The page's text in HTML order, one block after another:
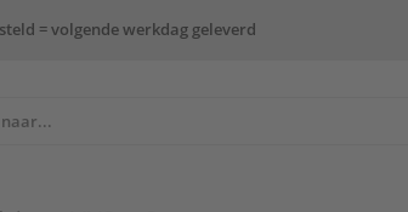
= volgende werkdag geleverd